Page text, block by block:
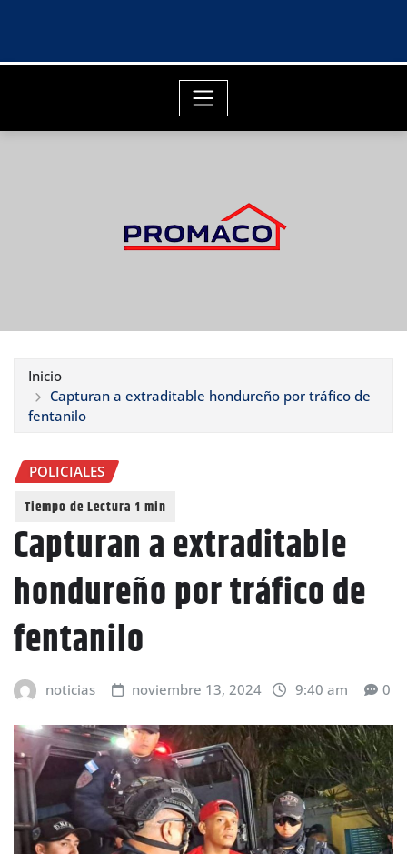
Inicio
Capturan a extraditable hondureño por tráfico de
fentanilo
POLICIALES
Capturan a extraditable
hondureño por tráfico de
fentanilo
noticias noviembre 13, 2024 9:40 am 0